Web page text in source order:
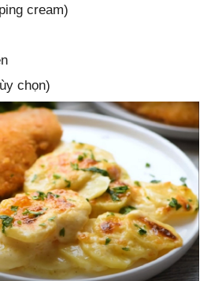
cream)
chọn)